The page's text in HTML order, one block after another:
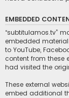
EMBEDDED
“subtitulamos.tv”
embedded
to YouTube,
content from these
had visited the
These external
embed additional